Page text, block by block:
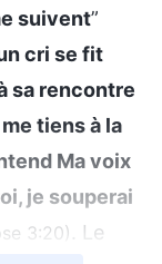
suivent”
cri se fit
sa rencontre
tiens à la
Ma voix
je souperai
3:20)
. Le